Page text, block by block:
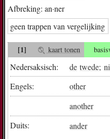
Afbreking: an·ner
geen trappen van vergelijking
[1] kaart tonen
Nedersaksisch: de twede;
Engels:
other
another
Duits:
ander